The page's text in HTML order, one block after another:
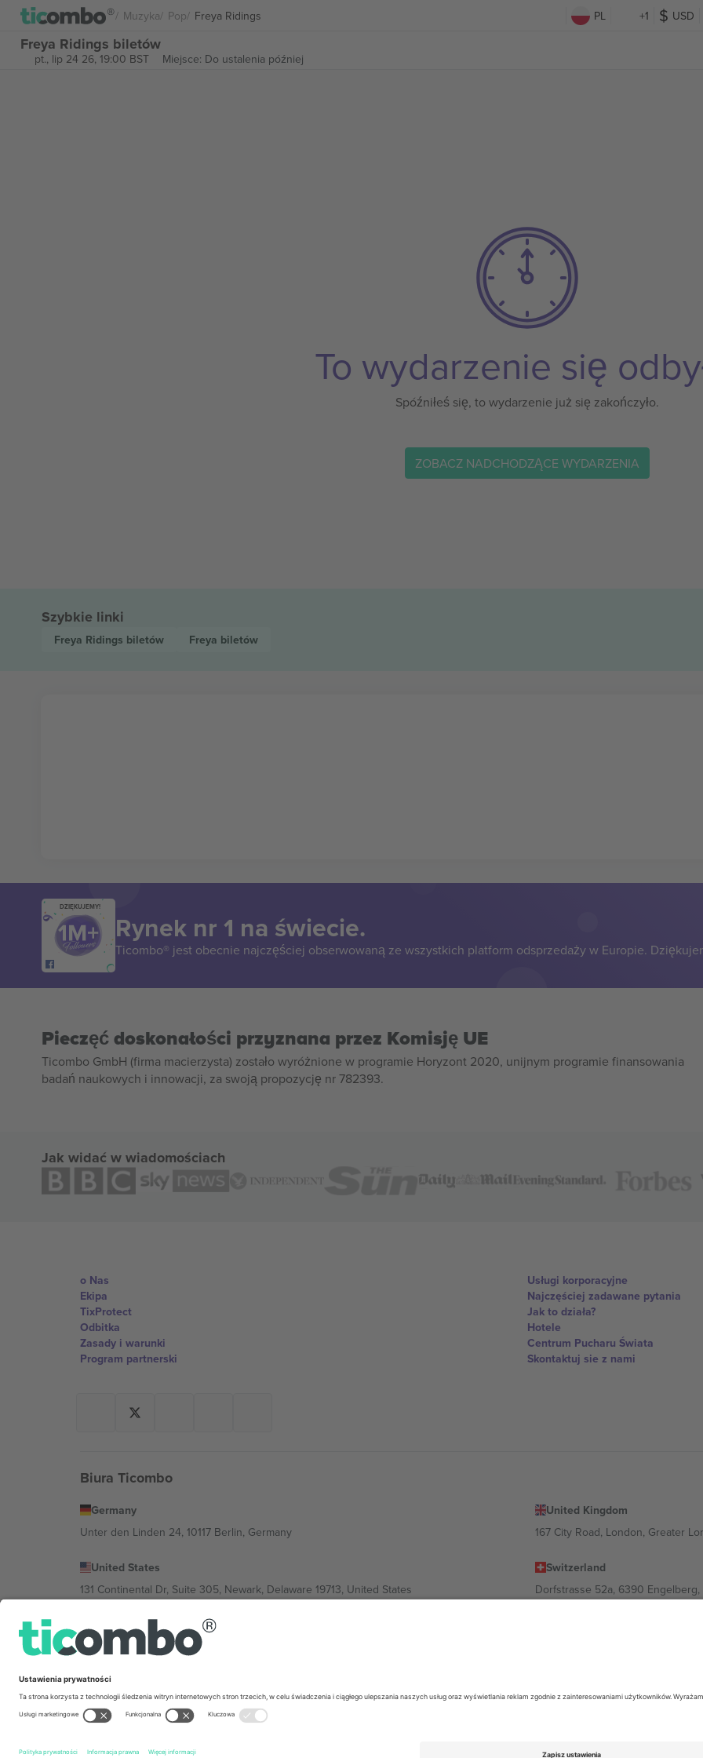
Muzyka Pop Freya Ridings PL +1 USD
Freya Ridings biletów
pt., lip 24 26, 19:00 BST Miejsce: Do ustalenia później
To wydarzenie się
Spóźniłeś się, to wydarzenie już się zakończyło.
ZOBACZ NADCHODZĄCE WYDARZENIA
Szybkie linki
Freya Ridings biletów Freya biletów
DZIĘKUJEMY!
Rynek nr 1 na świecie.
Ticombo® jest obecnie najczęściej obserwowaną ze wszystkich platform odsprzedaży w Europie.
Pieczęć doskonałości przyznana przez Komisję UE
Ticombo GmbH (firma macierzysta) zostało wyróżnione w programie Horyzont 2020, unijnym programie finansowania
badań naukowych i innowacji, za swoją propozycję nr 782393.
Jak widać w wiadomościach
o Nas
Ekipa
TixProtect
Odbitka
Zasady i warunki
Program partnerski
Usługi korporacyjne
Najczęściej zadawane pytania
Jak to działa?
Hotele
Centrum Pucharu Świata
Skontaktuj sie z nami
Biura Ticombo
Germany
Unter den Linden 24, 10117 Berlin, Germany
United Kingdom
167 City Road, London, Greater
United States
131 Continental Dr, Suite 305, Newark, Delaware 19713, United States
Switzerland
Dorfstrasse 52a, 6390
Bulgaria
Regus Sofia City West, bul Totleben 53-55, 1606 Sofia, Bulgaria
Mexico
Av Chapultepec 360, Roma Norte, Cuauhtémoc, 06700 Ciudad de México, CDMX, Mexico
wydarzenia, stopkę i regulamin.,
© 2026 Ticombo. Wszelkie prawa zastrzeżone.